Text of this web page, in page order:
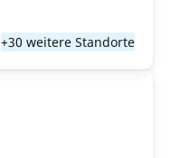
+30 weitere Standorte